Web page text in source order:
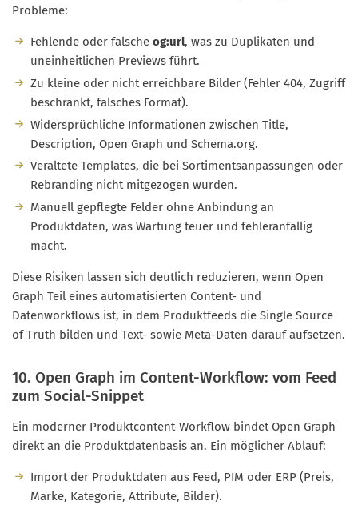
Probleme:
Fehlende oder falsche og:url, was zu Duplikaten und
uneinheitlichen Previews führt.
Zu kleine oder nicht erreichbare Bilder (Fehler 404, Zugriff
beschränkt, falsches Format).
Widersprüchliche Informationen zwischen Title,
Description, Open Graph und Schema.org.
Veraltete Templates, die bei Sortimentsanpassungen oder
Rebranding nicht mitgezogen wurden.
Manuell gepflegte Felder ohne Anbindung an
Produktdaten, was Wartung teuer und fehleranfällig
macht.
Diese Risiken lassen sich deutlich reduzieren, wenn Open
Graph Teil eines automatisierten Content- und
Datenworkflows ist, in dem Produktfeeds die Single Source
of Truth bilden und Text- sowie Meta-Daten darauf aufsetzen.
10. Open Graph im Content-Workflow: vom Feed
zum Social-Snippet
Ein moderner Produktcontent-Workflow bindet Open Graph
direkt an die Produktdatenbasis an. Ein möglicher Ablauf:
Import der Produktdaten aus Feed, PIM oder ERP (Preis,
Marke, Kategorie, Attribute, Bilder).